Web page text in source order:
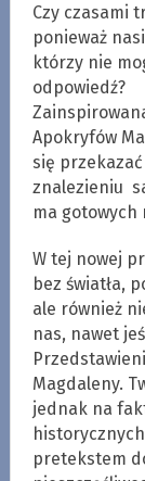
Czy czasami
ponieważ
którzy nie
odpowiedź?
Apokryfów
się
znalezieniu
ma gotowych
W tej nowej
bez światła,
ale również
nas, nawet
Magdaleny.
jednak na
pretekstem